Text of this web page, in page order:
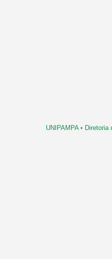
UNIPAMPA• Diretoria